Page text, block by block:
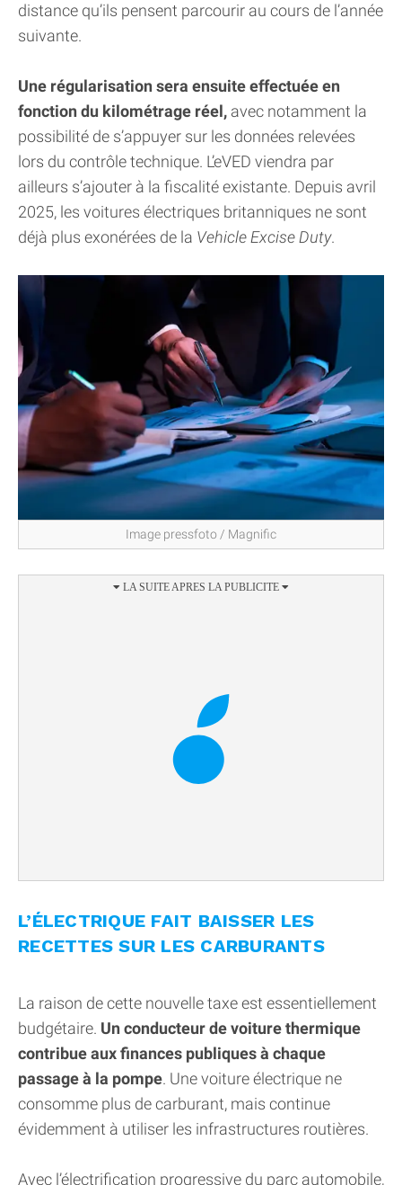
distance qu’ils pensent parcourir au cours de l’année
suivante.
Une régularisation sera ensuite effectuée en
fonction du kilométrage réel, avec notamment la
possibilité de s’appuyer sur les données relevées
lors du contrôle technique. L’eVED viendra par
ailleurs s’ajouter à la fiscalité existante. Depuis avril
2025, les voitures électriques britanniques ne sont
déjà plus exonérées de la Vehicle Excise Duty.
Image pressfoto / Magnific
L’ÉLECTRIQUE FAIT BAISSER LES
RECETTES SUR LES CARBURANTS
La raison de cette nouvelle taxe est essentiellement
budgétaire. Un conducteur de voiture thermique
contribue aux finances publiques à chaque
passage à la pompe. Une voiture électrique ne
consomme plus de carburant, mais continue
évidemment à utiliser les infrastructures routières.
Avec l’électrification progressive du parc automobile,